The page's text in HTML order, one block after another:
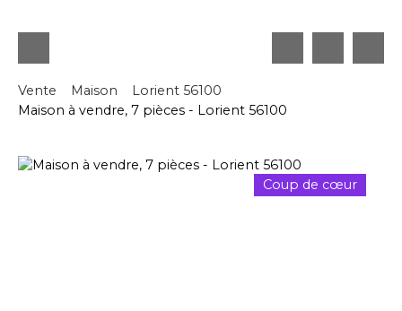
Vente Maison
Lorient 56100
Maison à vendre, 7 pièces - Lorient 56100
Coup de cœur